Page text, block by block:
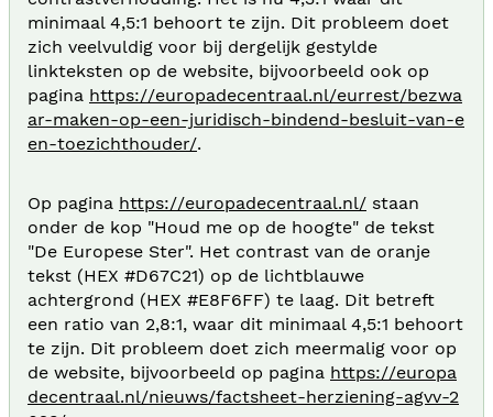
minimaal 4,5:1 behoort te zijn. Dit probleem doet
zich veelvuldig voor bij dergelijk gestylde
linkteksten op de website, bijvoorbeeld ook op
pagina https://europadecentraal.nl/eurrest/bezwa
ar-maken-op-een-juridisch-bindend-besluit-van-e
en-toezichthouder/.
Op pagina https://europadecentraal.nl/ staan
onder de kop "Houd me op de hoogte" de tekst
"De Europese Ster". Het contrast van de oranje
tekst (HEX #D67C21) op de lichtblauwe
achtergrond (HEX #E8F6FF) te laag. Dit betreft
een ratio van 2,8:1, waar dit minimaal 4,5:1 behoort
te zijn. Dit probleem doet zich meermalig voor op
de website, bijvoorbeeld op pagina https://europa
decentraal.nl/nieuws/factsheet-herziening-agvv-2